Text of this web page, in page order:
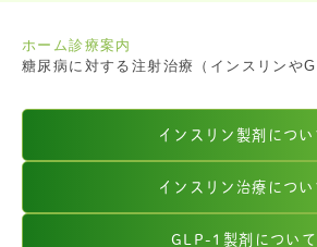
ホーム診療案内
糖尿病に対する注射治療（インスリンや
インスリン製剤につい
インスリン治療につい
GLP-1製剤について